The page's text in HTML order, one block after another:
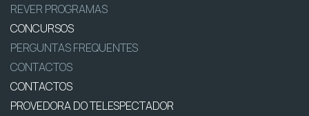
REVER PROGRAMAS
CONCURSOS
PERGUNTAS FREQUENTES
CONTACTOS
CONTACTOS
PROVEDORA DO TELESPECTADOR